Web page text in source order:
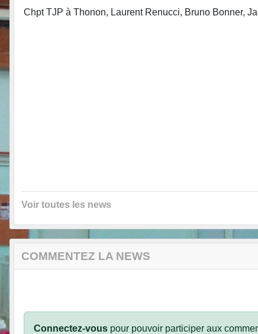
Chpt TJP à Thonon, Laurent Renucci, Bruno Bonner,
Voir toutes les news
COMMENTEZ LA NEWS
Connectez-vous pour pouvoir participer aux